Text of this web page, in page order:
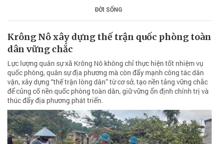
dân nâng cao thu nhập, từng bước thoát nghèo bền vững.
ĐỜI SỐNG
Krông Nô xây dựng thế trận quốc phòng toàn
dân vững chắc
Lực lượng quân sự xã Krông Nô không chỉ thực hiện tốt nhiệm vụ
quốc phòng, quân sự địa phương mà còn đẩy mạnh công tác dân
vận, xây dựng “thế trận lòng dân” từ cơ sở, tạo nền tảng vững chắc
để củng cố nền quốc phòng toàn dân, giữ vững ổn định chính trị và
thúc đẩy địa phương phát triển.